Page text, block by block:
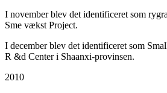
I november blev det identificeret som
Sme vækst Project.
I december blev det identificeret som
R &d Center i Shaanxi-provinsen.
2010